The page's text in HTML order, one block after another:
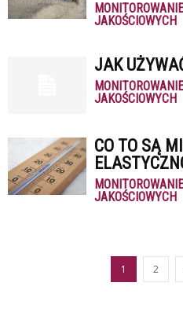
JAKOŚCIOWYCH
JAK
JAKOŚCIOWYCH
CO TO SĄ
JAKOŚCIOWYCH
1 2